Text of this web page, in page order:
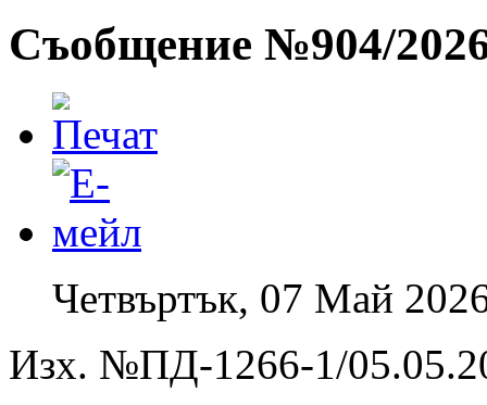
Съобщение №904/
Четвъртък, 07 Май
Изх. №ПД-1266-1/